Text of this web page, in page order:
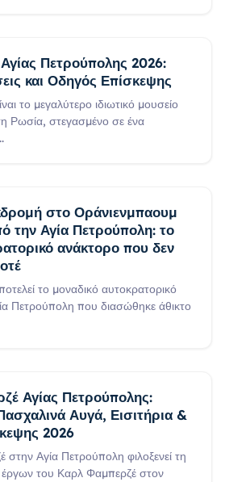
Πετρούπολης 2026:
και Οδηγός Επίσκεψης
το μεγαλύτερο ιδιωτικό μουσείο
Ρωσία, στεγασμένο σε ένα
στο Οράνιενμπαουμ
την Αγία Πετρούπολη: το
ανάκτορο που δεν
το μοναδικό αυτοκρατορικό
Πετρούπολη που διασώθηκε άθικτο
Αγίας Πετρούπολης:
Αυγά, Εισιτήρια &
2026
Αγία Πετρούπολη φιλοξενεί τη
του Καρλ Φαμπερζέ στον